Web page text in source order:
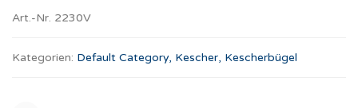
Art.-Nr. 2230V
Kategorien: Default Category, Kescher, Kescherbügel